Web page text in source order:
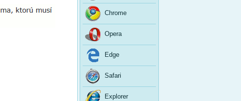
Chrome
Opera
Edge
Safari
Explorer